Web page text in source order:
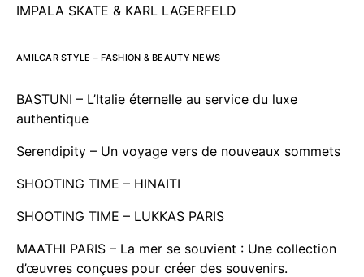
IMPALA SKATE & KARL LAGERFELD
AMILCAR STYLE – FASHION & BEAUTY NEWS
BASTUNI – L’Italie éternelle au service du luxe
authentique
Serendipity – Un voyage vers de nouveaux sommets
SHOOTING TIME – HINAITI
SHOOTING TIME – LUKKAS PARIS
MAATHI PARIS – La mer se souvient : Une collection
d’œuvres conçues pour créer des souvenirs.